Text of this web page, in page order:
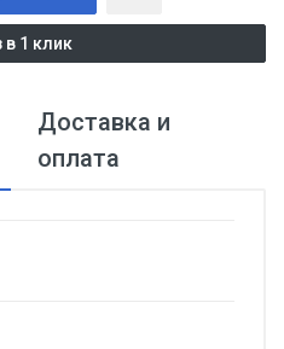
в 1 клик
Доставка и
оплата